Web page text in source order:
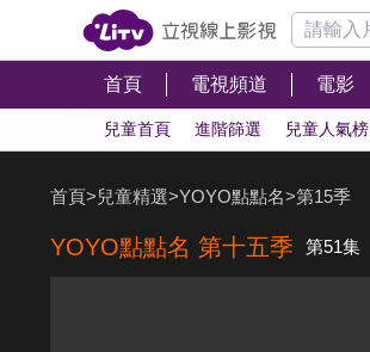
首頁 電視頻道 電影
兒童首頁 進階篩選 兒童人氣榜
首頁>兒童精選>YOYO點點名>第15季
YOYO點點名 第十五季 第51集